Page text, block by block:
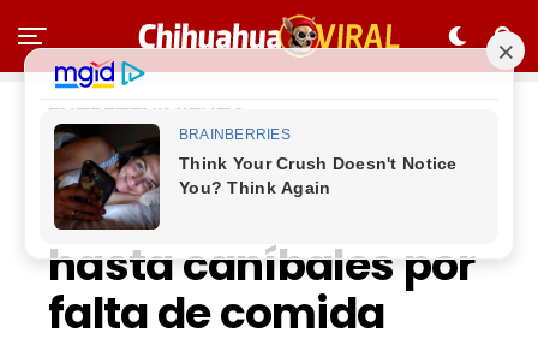
ENTRETENIMIENTO
Reportan en EU
Ratas agresivas y
hasta caníbales por
falta de comida